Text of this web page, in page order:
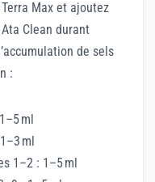
Max et ajoutez
Clean durant
de sels
:
ml
ml
1–2 : 1–5 ml